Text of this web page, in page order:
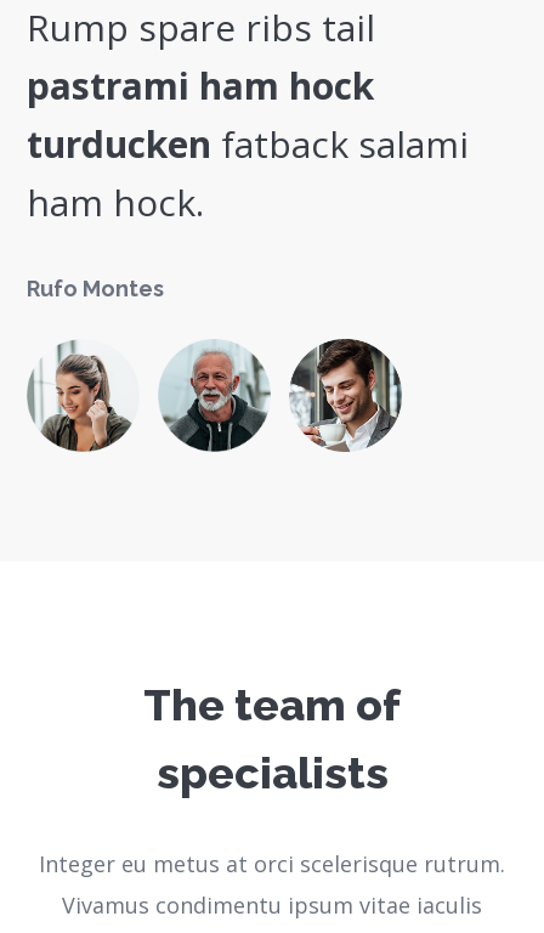
tail
hock
salami
Rump spare
pastrami ham
turducken
The team of
specialists
Integer eu metus at orci scelerisque rutrum.
Vivamus condimentu ipsum vitae iaculis